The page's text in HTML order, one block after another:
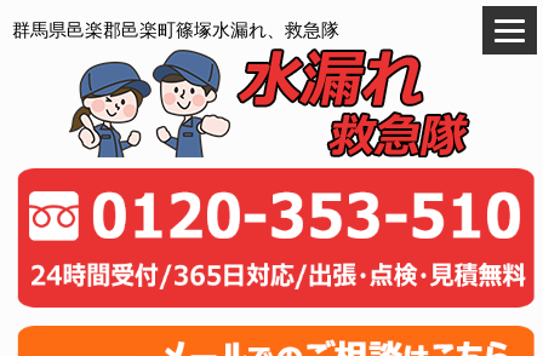
群馬県邑楽郡邑楽町篠塚水漏れ、救急隊